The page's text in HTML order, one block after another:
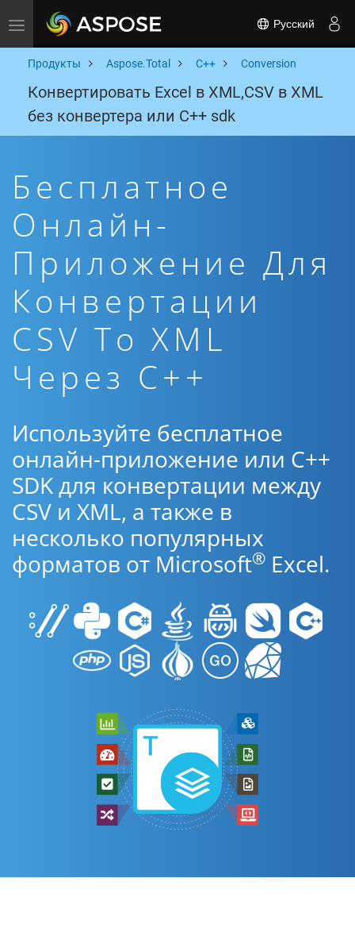
Toggle navigation Русский
Продукты Aspose.Total C++ Conversion
Конвертировать Excel в XML,CSV в XML
без конвертера или C++ sdk
Бесплатное
Онлайн-
Приложение Для
Конвертации
CSV To XML
Через C++
Используйте бесплатное
онлайн-приложение или C++
SDK для конвертации между
CSV и XML, а также в
несколько популярных
форматов от Microsoft® Excel.